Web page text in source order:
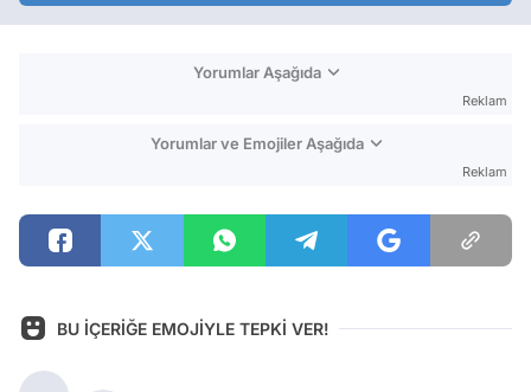
Yorumlar Aşağıda
Reklam
Yorumlar ve Emojiler Aşağıda
Reklam
BU İÇERİĞE EMOJİYLE TEPKİ VER!